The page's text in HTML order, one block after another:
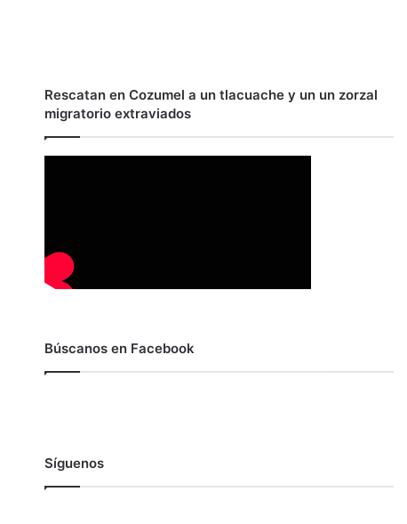
Rescatan en Cozumel a un tlacuache y un un zorzal
migratorio extraviados
Búscanos en Facebook
Síguenos